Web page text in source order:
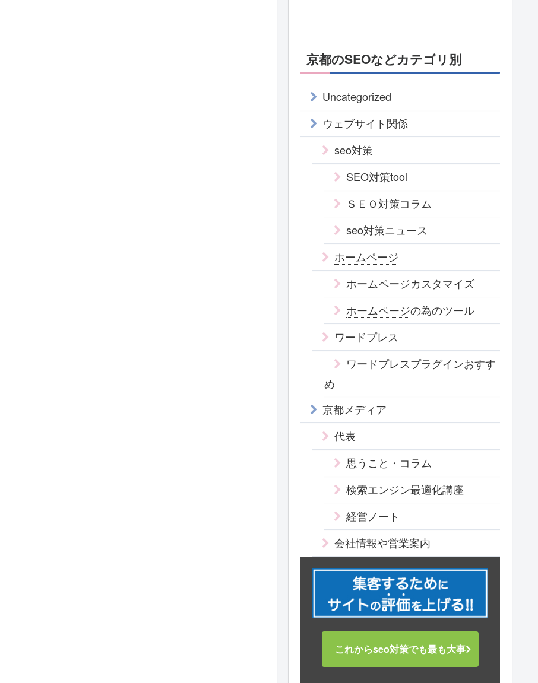
京都のSEOなどカテゴリ別
Uncategorized
ウェブサイト関係
seo対策
SEO対策tool
ＳＥＯ対策コラム
seo対策ニュース
ホームページ
ホームページカスタマイズ
ホームページの為のツール
ワードプレス
ワードプレスプラグインおすす
め
京都メディア
代表
思うこと・コラム
検索エンジン最適化講座
経営ノート
会社情報や営業案内
これからseo対策でも最も大事